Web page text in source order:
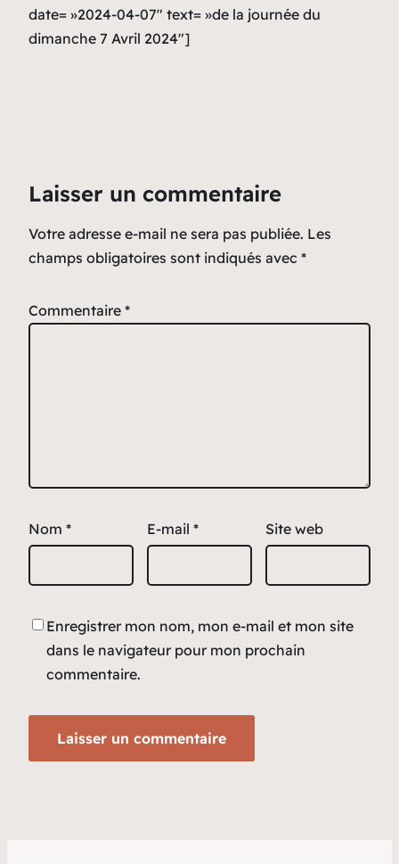
date= »2024-04-07″ text= »de la journée du
dimanche 7 Avril 2024″]
Laisser un commentaire
Votre adresse e-mail ne sera pas publiée. Les
champs obligatoires sont indiqués avec *
Commentaire *
Nom * E-mail * Site web
Enregistrer mon nom, mon e-mail et mon site
dans le navigateur pour mon prochain
commentaire.